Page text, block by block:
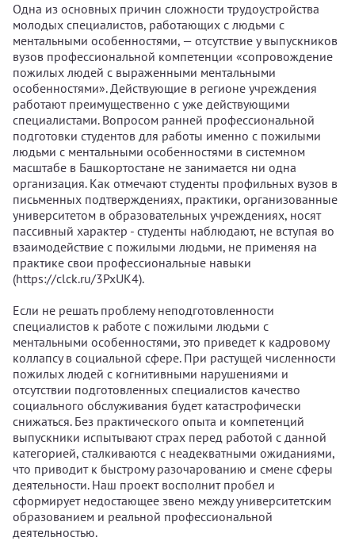
Одна из основных причин сложности трудоустройства
молодых специалистов, работающих с людьми с
ментальными особенностями, — отсутствие у выпускников
вузов профессиональной компетенции «сопровождение
пожилых людей с выраженными ментальными
особенностями». Действующие в регионе учреждения
работают преимущественно с уже действующими
специалистами. Вопросом ранней профессиональной
подготовки студентов для работы именно с пожилыми
людьми с ментальными особенностями в системном
масштабе в Башкортостане не занимается ни одна
организация. Как отмечают студенты профильных вузов в
письменных подтверждениях, практики, организованные
университетом в образовательных учреждениях, носят
пассивный характер - студенты наблюдают, не вступая во
взаимодействие с пожилыми людьми, не применяя на
практике свои профессиональные навыки
(https://clck.ru/3PxUK4).
Если не решать проблему неподготовленности
специалистов к работе с пожилыми людьми с
ментальными особенностями, это приведет к кадровому
коллапсу в социальной сфере. При растущей численности
пожилых людей с когнитивными нарушениями и
отсутствии подготовленных специалистов качество
социального обслуживания будет катастрофически
снижаться. Без практического опыта и компетенций
выпускники испытывают страх перед работой с данной
категорией, сталкиваются с неадекватными ожиданиями,
что приводит к быстрому разочарованию и смене сферы
деятельности. Наш проект восполнит пробел и
сформирует недостающее звено между университетским
образованием и реальной профессиональной
деятельностью.